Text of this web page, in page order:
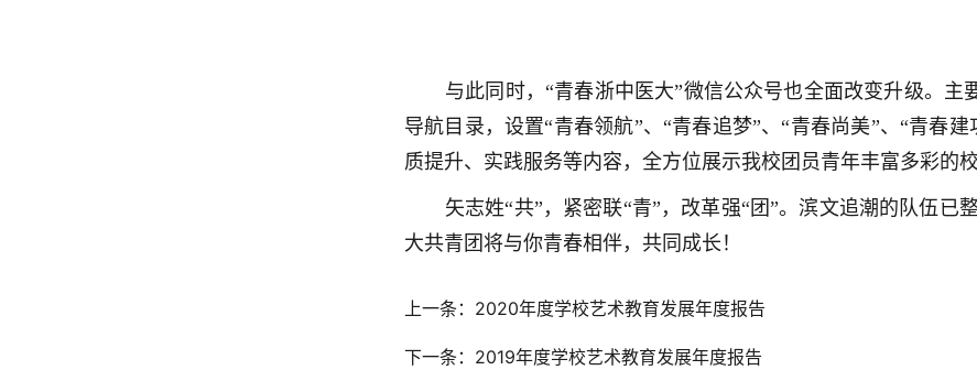
与此同时，“青春浙中医大”微信公众号也全面改变升级。主
导航目录，设置“青春领航”、“青春追梦”、“青春尚美”、“青春
质提升、实践服务等内容，全方位展示我校团员青年丰富多彩的
矢志姓“共”，紧密联“青”，改革强“团”。滨文追潮的队伍
大共青团将与你青春相伴，共同成长！
上一条： 2020年度学校艺术教育发展年度报告
下一条： 2019年度学校艺术教育发展年度报告